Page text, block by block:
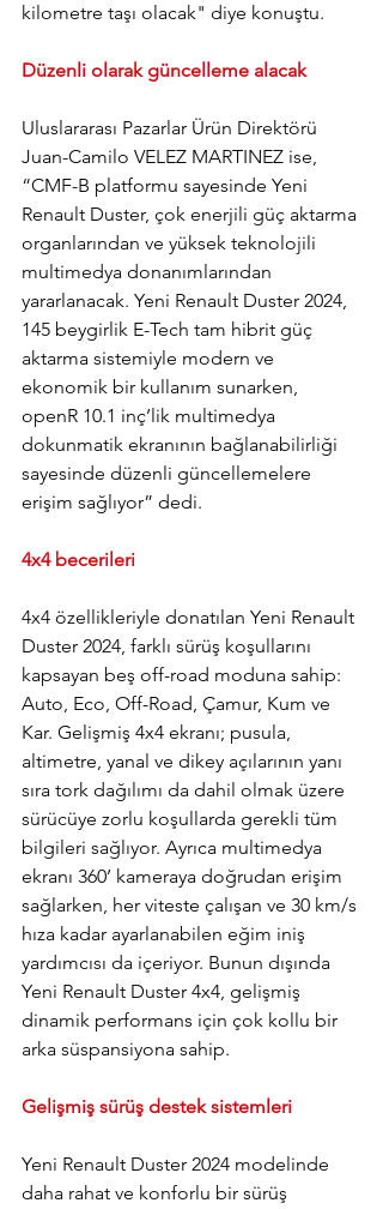
kilometre taşı olacak" diye konuştu.
Düzenli olarak güncelleme alacak
Uluslararası Pazarlar Ürün Direktörü
Juan-Camilo VELEZ MARTINEZ ise,
“CMF-B platformu sayesinde Yeni
Renault Duster, çok enerjili güç aktarma
organlarından ve yüksek teknolojili
multimedya donanımlarından
yararlanacak. Yeni Renault Duster 2024,
145 beygirlik E-Tech tam hibrit güç
aktarma sistemiyle modern ve
ekonomik bir kullanım sunarken,
openR 10.1 inç’lik multimedya
dokunmatik ekranının bağlanabilirliği
sayesinde düzenli güncellemelere
erişim sağlıyor” dedi.
4x4 becerileri
4x4 özellikleriyle donatılan Yeni Renault
Duster 2024, farklı sürüş koşullarını
kapsayan beş off-road moduna sahip:
Auto, Eco, Off-Road, Çamur, Kum ve
Kar. Gelişmiş 4x4 ekranı; pusula,
altimetre, yanal ve dikey açılarının yanı
sıra tork dağılımı da dahil olmak üzere
sürücüye zorlu koşullarda gerekli tüm
bilgileri sağlıyor. Ayrıca multimedya
ekranı 360’ kameraya doğrudan erişim
sağlarken, her viteste çalışan ve 30 km/s
hıza kadar ayarlanabilen eğim iniş
yardımcısı da içeriyor. Bunun dışında
Yeni Renault Duster 4x4, gelişmiş
dinamik performans için çok kollu bir
arka süspansiyona sahip.
Gelişmiş sürüş destek sistemleri
Yeni Renault Duster 2024 modelinde
daha rahat ve konforlu bir sürüş